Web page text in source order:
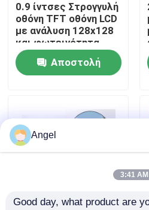
Περίπου εμείς
Γύρος εργοστασίων
Μας ελάτε σε επαφή με
Επίδειξη LCD TFT
0.9 ίντσες Στρογγυλή
οθόνη TFT οθόνη LCD
με ανάλυση 128x128
και φωτεινότητα
350cd/m2 ST7735
Driver
Αποστολή
Angel
3:41 AM
Good day, what product are